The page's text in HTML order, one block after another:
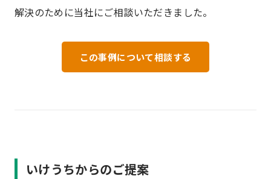
解決のために当社にご相談いただきました。
この事例について相談する
いけうちからのご提案